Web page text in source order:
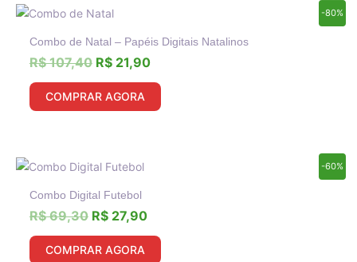
-80%
Combo de Natal – Papéis Digitais Natalinos
R$107,40
O
original
era:
R$21,90
atual
é:
COMPRAR AGORA
-60%
Combo Digital Futebol
R$69,30
O
original
era:
R$27,90é:
COMPRAR AGORA